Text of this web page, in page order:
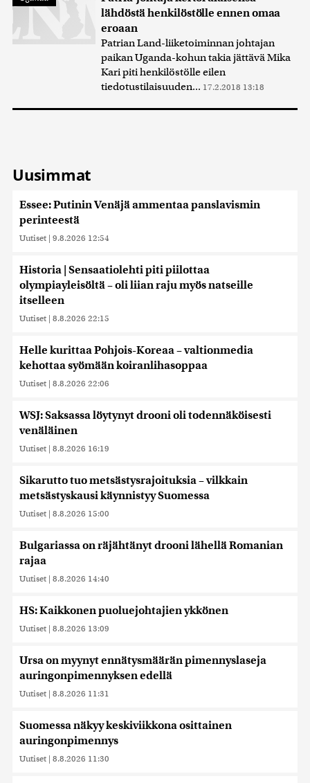
lähdöstä henkilöstölle ennen omaa
eroaan
Patrian Land-liiketoiminnan johtajan
paikan Uganda-kohun takia jättävä Mika
Kari piti henkilöstölle eilen
tiedotustilaisuuden... 17.2.2018 13:18
Uusimmat
Essee: Putinin Venäjä ammentaa panslavismin
perinteestä
Uutiset | 9.8.2026 12:54
Historia | Sensaatiolehti piti piilottaa
olympiayleisöltä – oli liian raju myös natseille
itselleen
Uutiset | 8.8.2026 22:15
Helle kurittaa Pohjois-Koreaa – valtionmedia
kehottaa syömään koiranlihasoppaa
Uutiset | 8.8.2026 22:06
WSJ: Saksassa löytynyt drooni oli todennäköisesti
venäläinen
Uutiset | 8.8.2026 16:19
Sikarutto tuo metsästysrajoituksia – vilkkain
metsästyskausi käynnistyy Suomessa
Uutiset | 8.8.2026 15:00
Bulgariassa on räjähtänyt drooni lähellä Romanian
rajaa
Uutiset | 8.8.2026 14:40
HS: Kaikkonen puoluejohtajien ykkönen
Uutiset | 8.8.2026 13:09
Ursa on myynyt ennätysmäärän pimennyslaseja
auringonpimennyksen edellä
Uutiset | 8.8.2026 11:31
Suomessa näkyy keskiviikkona osittainen
auringonpimennys
Uutiset | 8.8.2026 11:30